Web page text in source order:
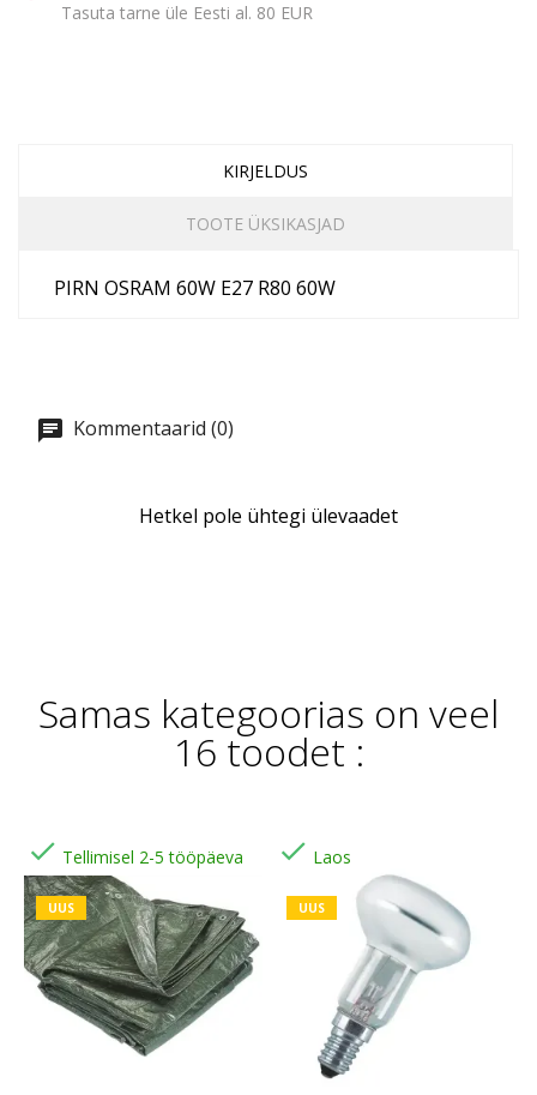
Tasuta tarne üle Eesti al. 80 EUR
KIRJELDUS
TOOTE ÜKSIKASJAD
PIRN OSRAM 60W E27 R80 60W
Kommentaarid (0)
Hetkel pole ühtegi ülevaadet
Samas kategoorias on veel
16 toodet :
 Tellimisel 2-5 tööpäeva
UUS
 Laos
UUS